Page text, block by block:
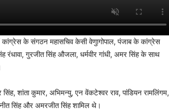
के संगठन महासचिव केसी वेणुागोपाल, पंजाब के कांग्रेस
रंधावा, गुरजीत सिंह औजला, धर्मवीर गांधी, अमर सिंह के साथ
शांता कुमार, अभिमन्यु, एन वेंकटेश्वर राव, पांडियन रामलिंगम,
सिंह और अमरजीत सिंह शामिल थे।